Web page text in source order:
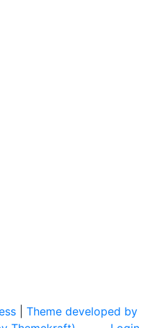
Theme developed by